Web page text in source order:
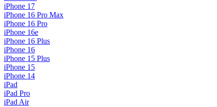
iPhone 17
iPhone 16 Pro Max
iPhone 16 Pro
iPhone 16e
iPhone 16 Plus
iPhone 16
iPhone 15 Plus
iPhone 15
iPhone 14
iPad
iPad Pro
iPad Air